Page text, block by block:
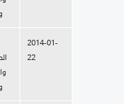
2014-01-
22